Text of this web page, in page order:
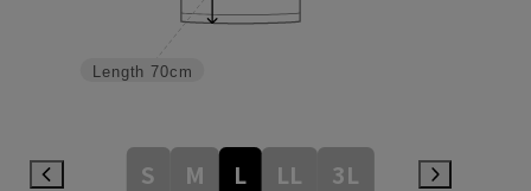
Length 70cm
S M L LL 3L